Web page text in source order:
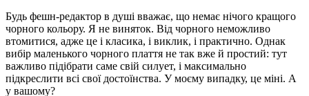
Будь фешн-редактор в душі вважає, що немає нічого кращого
чорного кольору. Я не виняток. Від чорного неможливо
втомитися, адже це і класика, і виклик, і практично. Однак
вибір маленького чорного плаття не так вже й простий: тут
важливо підібрати саме свій силует, і максимально
підкреслити всі свої достоїнства. У моєму випадку, це міні. А
у вашому?